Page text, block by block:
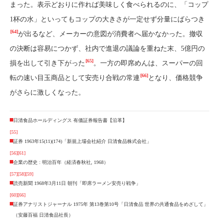
まった。表示どおりに作れば美味しく食べられるのに、「コップ
1杯の水」といってもコップの大きさが一定せず分量にばらつき
[64]が出るなど、メーカーの意図が消費者へ届かなかった。撤収
の決断は容易につかず、社内で進退の議論を重ねた末、5億円の
損を出して引き下がった [65]。一方の即席めんは、スーパーの回
転の速い目玉商品として安売り合戦の常連[66]となり、価格競争
がさらに激しくなった。
日清食品ホールディングス 有価証券報告書【沿革】
[55]
証券 1963年15(11)(174)「新規上場会社紹介 日清食品株式会社」
[56][61]
企業の歴史 : 明治百年（経済春秋社, 1968）
[57][58][59]
読売新聞 1968年3月11日 朝刊「即席ラーメン安売り戦争」
[60][66]
証券アナリストジャーナル 1975年 第13巻第10号「日清食品 世界の共通食品をめざして」
（安藤百福 日清食品社長）